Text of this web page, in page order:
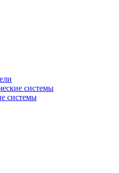
системы
системы